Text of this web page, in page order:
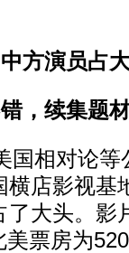
演员占大
续集题
相对论等
店影视基
大头。影
票房为